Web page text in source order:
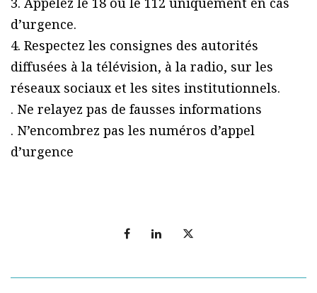
d’urgence.
4. Respectez les consignes des autorités
diffusées à la télévision, à la radio, sur les
réseaux sociaux et les sites institutionnels.
. Ne relayez pas de fausses informations
. N’encombrez pas les numéros d’appel
d’urgence